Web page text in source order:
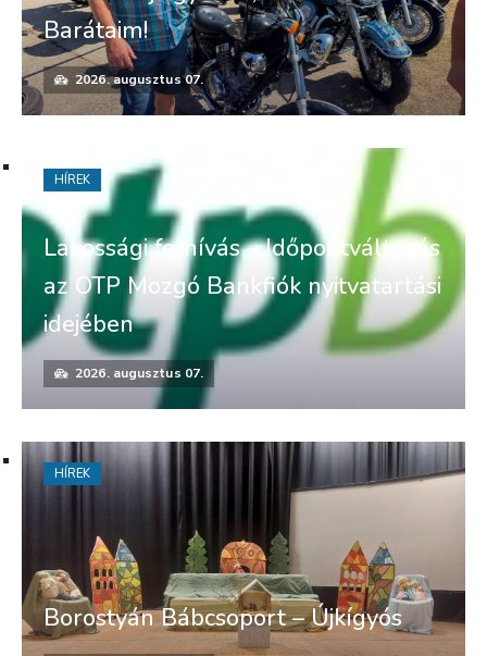
Barátaim!
2026. augusztus 07.
Lakossági felhívás – Időpontváltozás
az OTP Mozgó Bankfiók nyitvatartási
idejében
2026. augusztus 07.
HÍREK
Borostyán Bábcsoport – Újkígyós
HÍREK